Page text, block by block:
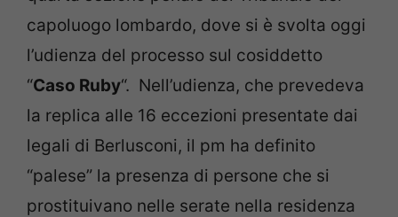
capoluogo lombardo, dove si è svolta oggi
l’udienza del processo sul cosiddetto
“Caso Ruby“. Nell’udienza, che prevedeva
la replica alle 16 eccezioni presentate dai
legali di Berlusconi, il pm ha definito
“palese” la presenza di persone che si
prostituivano nelle serate nella residenza